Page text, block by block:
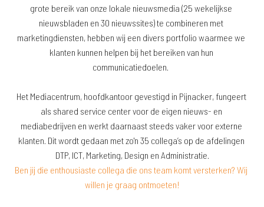
grote bereik van onze lokale nieuwsmedia (25 wekelijkse
nieuwsbladen en 30 nieuwssites) te combineren met
marketingdiensten, hebben wij een divers portfolio waarmee we
klanten kunnen helpen bij het bereiken van hun
communicatiedoelen.
Het Mediacentrum, hoofdkantoor gevestigd in Pijnacker, fungeert
als shared service center voor de eigen nieuws- en
mediabedrijven en werkt daarnaast steeds vaker voor externe
klanten. Dit wordt gedaan met zo'n 35 collega’s op de afdelingen
DTP, ICT, Marketing, Design en Administratie.
Ben jij die enthousiaste collega die ons team komt versterken? Wij
willen je graag ontmoeten!